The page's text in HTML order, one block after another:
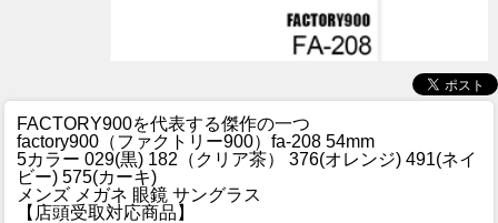
ITEM
ブログ
BLOG
FACTORY900を代表する傑作の一つ
factory900（ファクトリー900）fa-208 54mm
5カラー 029(黒) 182（クリア茶） 376(オレンジ) 491(ネイ
ビー) 575(カーキ)
メンズ メガネ 眼鏡 サングラス
【店頭受取対応商品】